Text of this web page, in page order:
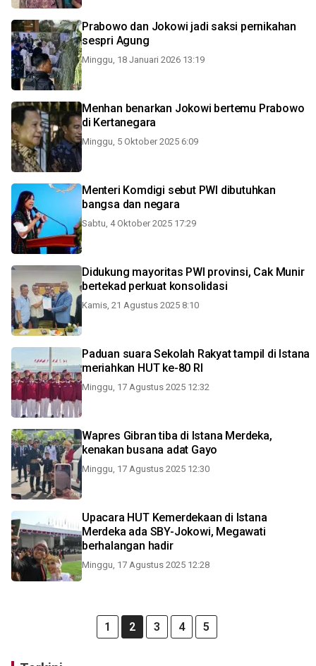
Prabowo dan Jokowi jadi saksi pernikahan
sespri Agung
Minggu, 18 Januari 2026 13:19
Menhan benarkan Jokowi bertemu Prabowo
di Kertanegara
Minggu, 5 Oktober 2025 6:09
Menteri Komdigi sebut PWI dibutuhkan
bangsa dan negara
Sabtu, 4 Oktober 2025 17:29
Didukung mayoritas PWI provinsi, Cak Munir
bertekad perkuat konsolidasi
Kamis, 21 Agustus 2025 8:10
Paduan suara Sekolah Rakyat tampil di Istana
meriahkan HUT ke-80 RI
Minggu, 17 Agustus 2025 12:32
Wapres Gibran tiba di Istana Merdeka,
kenakan busana adat Gayo
Minggu, 17 Agustus 2025 12:30
Upacara HUT Kemerdekaan di Istana
Merdeka ada SBY-Jokowi, Megawati
berhalangan hadir
Minggu, 17 Agustus 2025 12:28
1 2 3 4 5